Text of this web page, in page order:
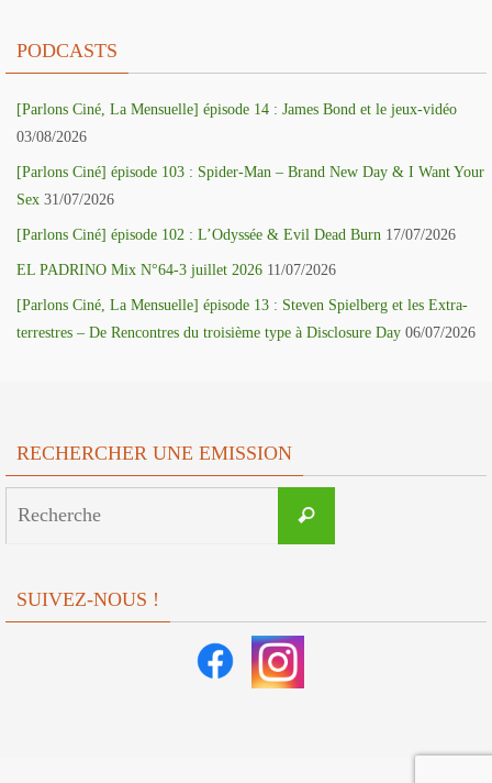
PODCASTS
[Parlons Ciné, La Mensuelle] épisode 14 : James Bond et le jeux-vidéo
03/08/2026
[Parlons Ciné] épisode 103 : Spider-Man – Brand New Day & I Want Your
Sex 31/07/2026
[Parlons Ciné] épisode 102 : L’Odyssée & Evil Dead Burn 17/07/2026
EL PADRINO Mix N°64-3 juillet 2026 11/07/2026
[Parlons Ciné, La Mensuelle] épisode 13 : Steven Spielberg et les Extra-
terrestres – De Rencontres du troisième type à Disclosure Day 06/07/2026
RECHERCHER UNE EMISSION
Recherche
SUIVEZ-NOUS !